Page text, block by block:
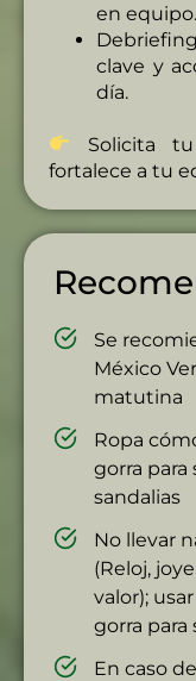
en equipo.
clave y
día.
Solicita
fortalece a tu
Se
México
matutina
Ropa
gorra
sandalias
No llevar
(Reloj,
valor);
gorra para
En caso